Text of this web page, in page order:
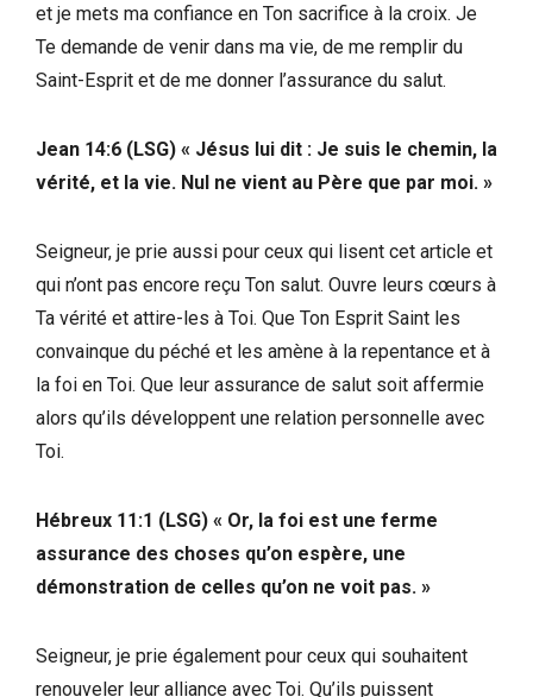
et je mets ma confiance en Ton sacrifice à la croix. Je
Te demande de venir dans ma vie, de me remplir du
Saint-Esprit et de me donner l’assurance du salut.
Jean 14:6 (LSG) « Jésus lui dit : Je suis le chemin, la
vérité, et la vie. Nul ne vient au Père que par moi. »
Seigneur, je prie aussi pour ceux qui lisent cet article et
qui n’ont pas encore reçu Ton salut. Ouvre leurs cœurs à
Ta vérité et attire-les à Toi. Que Ton Esprit Saint les
convainque du péché et les amène à la repentance et à
la foi en Toi. Que leur assurance de salut soit affermie
alors qu’ils développent une relation personnelle avec
Toi.
Hébreux 11:1 (LSG) « Or, la foi est une ferme
assurance des choses qu’on espère, une
démonstration de celles qu’on ne voit pas. »
Seigneur, je prie également pour ceux qui souhaitent
renouveler leur alliance avec Toi. Qu’ils puissent